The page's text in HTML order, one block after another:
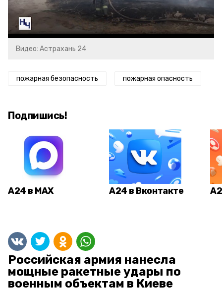
Video
Видео: Астрахань 24
пожарная безопасность пожарная опасность
Подпишись!
А24 в MAX А24 в Вконтакте
Российская армия нанесла
мощные ракетные удары по
военным объектам в Киеве